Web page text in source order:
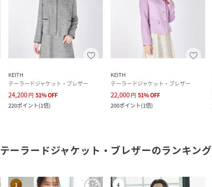
KEITH
テーラードジャケット・ブレザー
24,200円 51%OFF
220ポイント(1倍)
KEITH
テーラードジャケット・ブレザー
22,000円 51%OFF
200ポイント(1倍)
テーラードジャケット・ブレザーのランキング
3 4